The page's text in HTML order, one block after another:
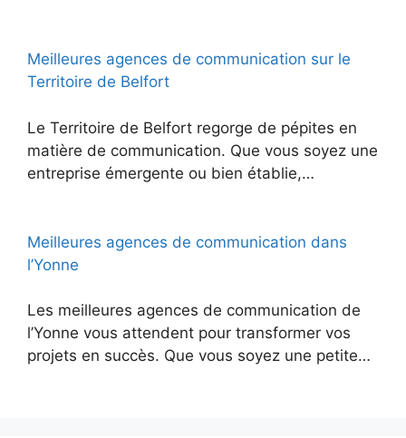
Meilleures agences de communication sur le
Territoire de Belfort
Le Territoire de Belfort regorge de pépites en
matière de communication. Que vous soyez une
entreprise émergente ou bien établie,…
Meilleures agences de communication dans
l’Yonne
Les meilleures agences de communication de
l’Yonne vous attendent pour transformer vos
projets en succès. Que vous soyez une petite…